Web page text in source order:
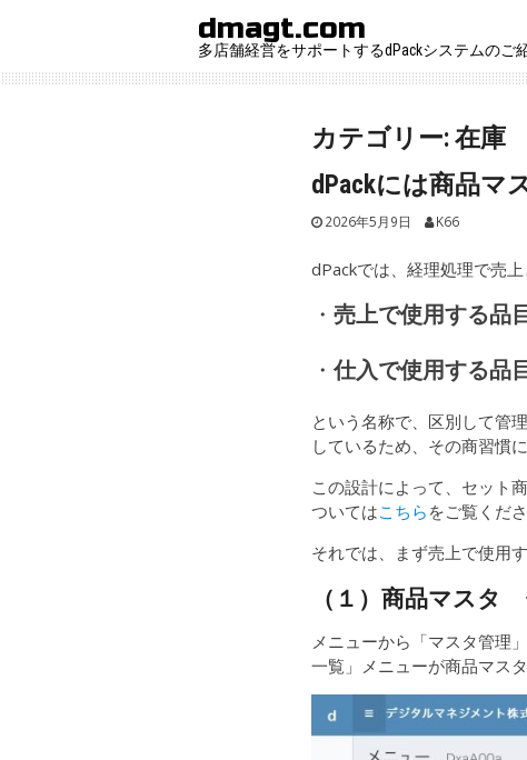
dmagt.com
多店舗経営をサポートするdPackシステムのご
カテゴリー:在庫
dPackには商品マ
2026年5月9日 K66
dPackでは、経理処理で売
・売上で使用する品
・仕入で使用する品
という名称で、区別して管
しているため、その商習慣
この設計によって、セット
ついてはこちら をご覧くださ
それでは、まず売上で使用
（１）商品マスタ
メニューから「マスタ管理
一覧」メニューが商品マス